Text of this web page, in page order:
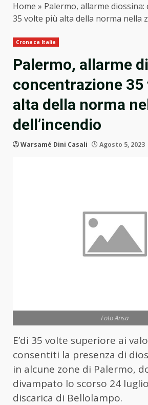
Home » Palermo, allarme
35 volte più alta della norma nella
Cronaca Italia
Palermo, allarme
concentrazione 35
alta della norma
dell’incendio
Warsamé Dini Casali Agosto 5, 2023
Foto Ansa
E’di 35 volte superiore ai
consentiti la presenza di
in alcune zone di Palermo,
divampato lo scorso 24
discarica di Bellolampo.